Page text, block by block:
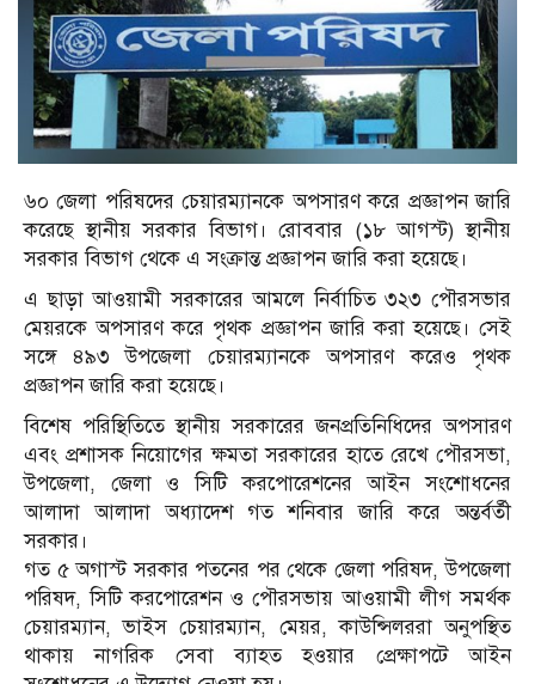
৬০ জেলা পরিষদের চেয়ারম্যানকে অপসারণ করে প্রজ্ঞাপন জারি
করেছে স্থানীয় সরকার বিভাগ। রোববার (১৮ আগস্ট) স্থানীয়
সরকার বিভাগ থেকে এ সংক্রান্ত প্রজ্ঞাপন জারি করা হয়েছে।
এ ছাড়া আওয়ামী সরকারের আমলে নির্বাচিত ৩২৩ পৌরসভার
মেয়রকে অপসারণ করে পৃথক প্রজ্ঞাপন জারি করা হয়েছে। সেই
সঙ্গে ৪৯৩ উপজেলা চেয়ারম্যানকে অপসারণ করেও পৃথক
প্রজ্ঞাপন জারি করা হয়েছে।
বিশেষ পরিস্থিতিতে স্থানীয় সরকারের জনপ্রতিনিধিদের অপসারণ
এবং প্রশাসক নিয়োগের ক্ষমতা সরকারের হাতে রেখে পৌরসভা,
উপজেলা, জেলা ও সিটি করপোরেশনের আইন সংশোধনের
আলাদা আলাদা অধ্যাদেশ গত শনিবার জারি করে অন্তর্বর্তী
সরকার।
গত ৫ অগাস্ট সরকার পতনের পর থেকে জেলা পরিষদ, উপজেলা
পরিষদ, সিটি করপোরেশন ও পৌরসভায় আওয়ামী লীগ সমর্থক
চেয়ারম্যান, ভাইস চেয়ারম্যান, মেয়র, কাউন্সিলররা অনুপস্থিত
থাকায় নাগরিক সেবা ব্যাহত হওয়ার প্রেক্ষাপটে আইন